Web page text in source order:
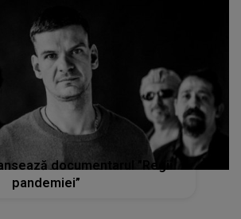
documentarul ”Regii
pandemiei”